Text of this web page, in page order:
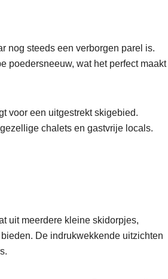
nog steeds een verborgen parel is.
poedersneeuw, wat het perfect maakt
voor een uitgestrekt skigebied.
chalets en gastvrije locals.
uit meerdere kleine skidorpjes,
De indrukwekkende uitzichten